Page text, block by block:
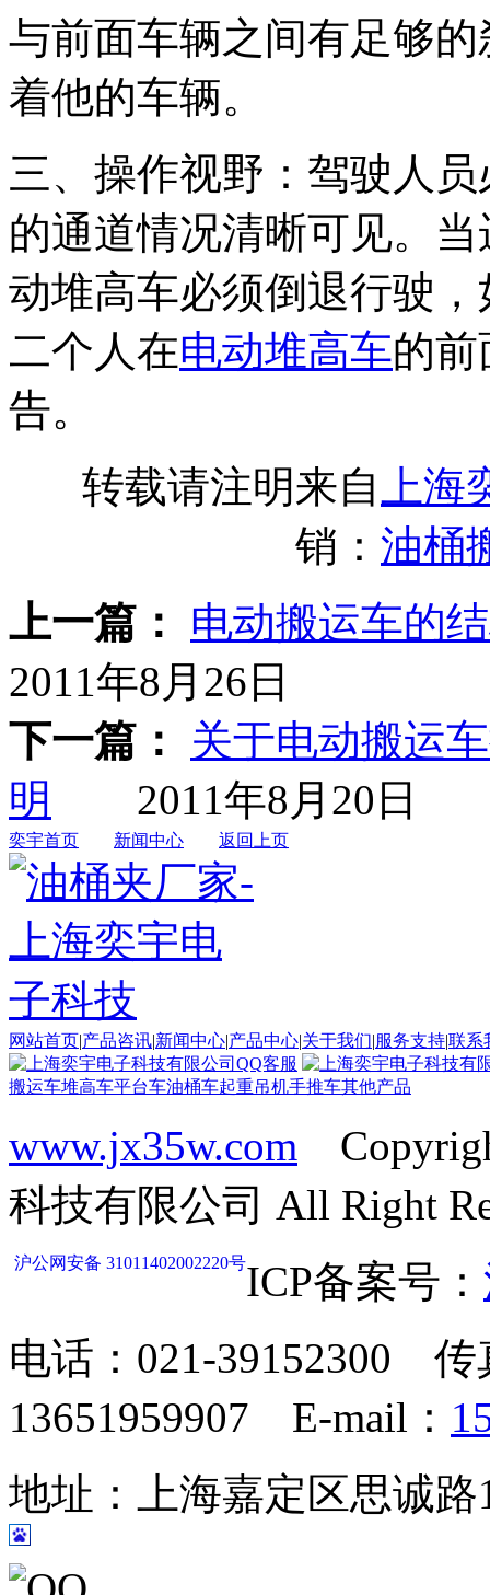
与前面车辆之间有足够
着他的车辆。
三、操作视野：驾驶人
的通道情况清晰可见。
动堆高车必须倒退行驶
二个人在电动堆高车的
告。
转载请注明来自
上
销： 油桶
上一篇：
电动搬运车的
2011年8月26日
下一篇：
关于电动搬运
明
2011年8月20日
奕宇首页 新闻中心 返回上页
网站首页|产品咨讯|新闻中心|产品中心|关于我们|服务支持|联系
搬运车堆高车平台车油桶车起重吊机手推车其他产品
www.jx35w.com
科技有限公司 All Right
沪公网安备 31011402002220号ICP备案号：
电话：021-39152300
13651959907 E-mail：
地址：上海嘉定区思诚